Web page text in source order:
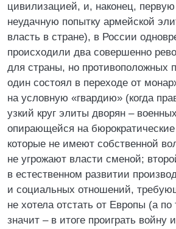
цивилизацией, и, наконец,
неудачную попытку армейской
власть в стране), в России
происходили два совершенно
для страны, но противоположных
один состоял в переходе от
на условную «гвардию» (когда
узкий круг элиты дворян –
опирающейся на
которые не имеют собственной
не угрожают власти сменой;
в естественном развитии
и социальных отношений,
не хотела отстать от Европы (а
значит – в итоге проиграть войну